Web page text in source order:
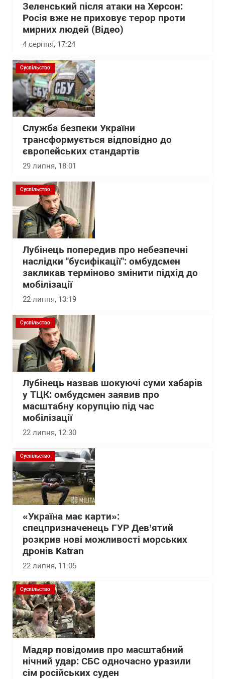
Зеленський після атаки на Херсон:
Росія вже не приховує терор проти
мирних людей (Відео)
4 серпня, 17:24
Суспільство
Служба безпеки України
трансформується відповідно до
європейських стандартів
29 липня, 18:01
Суспільство
Лубінець попередив про небезпечні
наслідки "бусифікації": омбудсмен
закликав терміново змінити підхід до
мобілізації
22 липня, 13:19
Суспільство
Лубінець назвав шокуючі суми хабарів
у ТЦК: омбудсмен заявив про
масштабну корупцію під час
мобілізації
22 липня, 12:30
Суспільство
«Україна має карти»:
спецпризначенець ГУР Дев’ятий
розкрив нові можливості морських
дронів Katran
22 липня, 11:05
Суспільство
Мадяр повідомив про масштабний
нічний удар: СБС одночасно уразили
сім російських суден